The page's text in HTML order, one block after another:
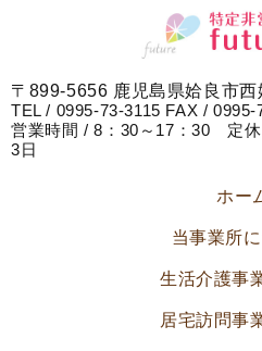
〒899-5656 鹿児島県姶良市
TEL / 0995-73-3115 FAX / 0995-
営業時間 / 8：30～17：30 定休
3日
ホー
当事業所
生活介護事
居宅訪問事